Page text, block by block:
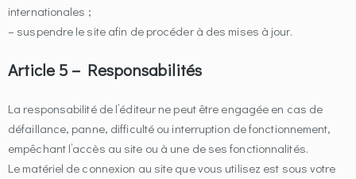
internationales ;
– suspendre le site afin de procéder à des mises à jour.
Article 5 – Responsabilités
La responsabilité de l’éditeur ne peut être engagée en cas de
défaillance, panne, difficulté ou interruption de fonctionnement,
empêchant l’accès au site ou à une de ses fonctionnalités.
Le matériel de connexion au site que vous utilisez est sous votre